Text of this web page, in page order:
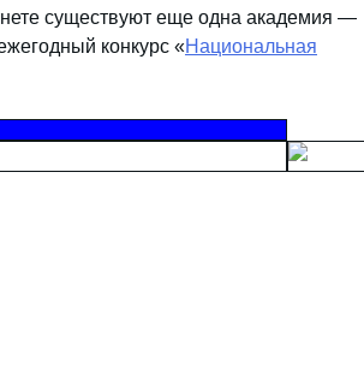
существуют еще одна академия —
конкурс «Национальная